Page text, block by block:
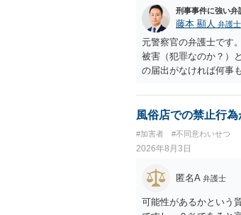
刑事事件に強い弁
藤本 顯人 弁護士
元警察官の弁護士です
被害（犯罪なのか？）
の届出がなければ何事
風俗店での禁止行
#加害者 #不同意わいせつ
2026年8月3日
匿名A 弁護士
可能性があるかという